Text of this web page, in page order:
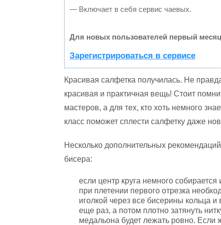
— Включает в себя сервис чаевых.
Для новых пользователей первый
Зарегистрироваться в сервисе
Красивая салфетка получилась. Не
красивая и практичная вещь! Стоит
мастеров, а для тех, кто хоть немного
класс поможет сплести салфетку даже
Несколько дополнительных
бисера:
если центр круга немного собирается
при плетении первого отрезка
иголкой через все бисерины кольца
еще раз, а потом плотно затянуть
медальона будет лежать ровно. Если